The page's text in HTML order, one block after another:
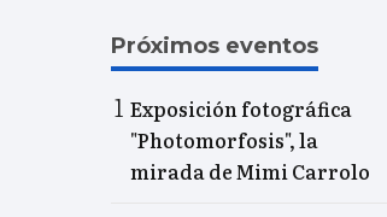
Próximos eventos
Exposición fotográfica
"Photomorfosis", la
mirada de Mimi Carrolo